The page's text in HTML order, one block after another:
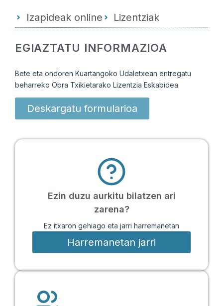
Izapideak online Lizentziak
EGIAZTATU INFORMAZIOA
Bete eta ondoren Kuartangoko Udaletxean entregatu
beharreko Obra Txikietarako Lizentzia Eskabidea.
Deskargatu formularioa
Ezin duzu aurkitu bilatzen ari
zarena?
Ez itxaron gehiago eta jarri harremanetan
Harremanetan jarri